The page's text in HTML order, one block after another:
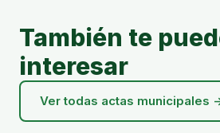
También te
interesar
Ver todas actas municipales